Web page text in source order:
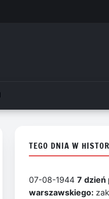
TEGO DNIA W
07-08-19447 dzień
warszawskiego: